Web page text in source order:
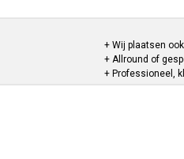
+ Wij plaatsen
+ Allround of
+ Professioneel,